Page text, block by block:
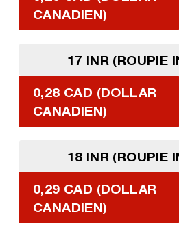
CANADIEN)
17 INR (ROUPIE
0,28 CAD (DOLLAR
CANADIEN)
18 INR (ROUPIE
0,29 CAD (DOLLAR
CANADIEN)